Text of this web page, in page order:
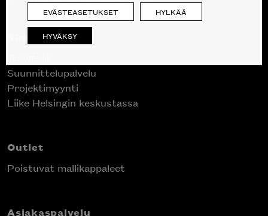
Skanno
Suunnittelupalvelu
Projektimyynti
Liike Helsingin keskustassa
Outlet
Poistuvat mallikappaleet
Asiakaspalvelu
EVÄSTEASETUKSET HYLKÄÄ
HYVÄKSY